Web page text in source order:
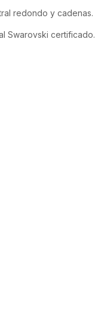
redondo y cadenas.
Swarovski certificado.